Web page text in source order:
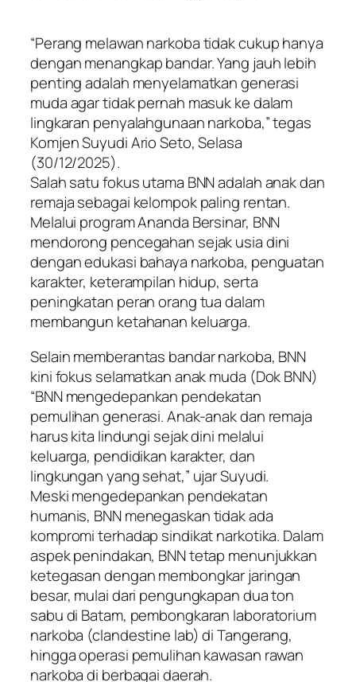
“Perang melawan narkoba tidak cukup hanya
dengan menangkap bandar. Yang jauh lebih
penting adalah menyelamatkan generasi
muda agar tidak pernah masuk ke dalam
lingkaran penyalahgunaan narkoba,” tegas
Komjen Suyudi Ario Seto, Selasa
(30/12/2025).
Salah satu fokus utama BNN adalah anak dan
remaja sebagai kelompok paling rentan.
Melalui program Ananda Bersinar, BNN
mendorong pencegahan sejak usia dini
dengan edukasi bahaya narkoba, penguatan
karakter, keterampilan hidup, serta
peningkatan peran orang tua dalam
membangun ketahanan keluarga.
Selain memberantas bandar narkoba, BNN
kini fokus selamatkan anak muda (Dok BNN)
“BNN mengedepankan pendekatan
pemulihan generasi. Anak-anak dan remaja
harus kita lindungi sejak dini melalui
keluarga, pendidikan karakter, dan
lingkungan yang sehat,” ujar Suyudi.
Meski mengedepankan pendekatan
humanis, BNN menegaskan tidak ada
kompromi terhadap sindikat narkotika. Dalam
aspek penindakan, BNN tetap menunjukkan
ketegasan dengan membongkar jaringan
besar, mulai dari pengungkapan dua ton
sabu di Batam, pembongkaran laboratorium
narkoba (clandestine lab) di Tangerang,
hingga operasi pemulihan kawasan rawan
narkoba di berbagai daerah.